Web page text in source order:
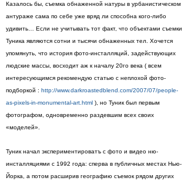
Казалось бы, съемка обнаженной натуры в урбанистическом
антураже сама по себе уже вряд ли способна кого-либо
удивить… Eсли не учитывать тот факт, что объектами съемки
Туника являются сотни и тысячи обнаженных тел. Хочется
упомянуть, что история фото-инсталляций, задействующих
людские массы, восходит аж к началу 20го века ( всем
интересующимся рекомендую статью с неплохой фото-
подборкой : http://www.darkroastedblend.com/2007/07/people-
as-pixels-in-monumental-art.html ), но Туник был первым
фотографом, одновременно раздевшим всех своих
«моделей».
Туник начал экспериментироватъ с фото и видео ню-
инсталляциями с 1992 года: сперва в публичных местах Нью-
Йорка, а потом расширив географию съемок рядом других